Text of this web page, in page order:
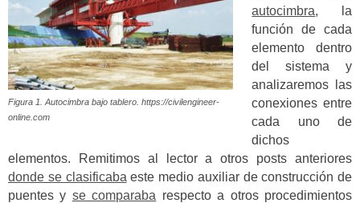
Figura 1. Autocimbra bajo tablero. https://civilengineer-
online.com
autocimbra, la
función de cada
elemento dentro
del sistema y
analizaremos las
conexiones entre
cada uno de
dichos
elementos. Remitimos al lector a otros posts anteriores
donde se clasificaba este medio auxiliar de construcción de
puentes y se comparaba respecto a otros procedimientos